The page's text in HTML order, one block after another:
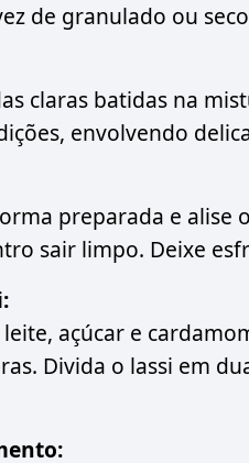
de granulado ou
claras batidas na
envolvendo
preparada e
sair limpo. Deixe
açúcar e
Divida o lassi em